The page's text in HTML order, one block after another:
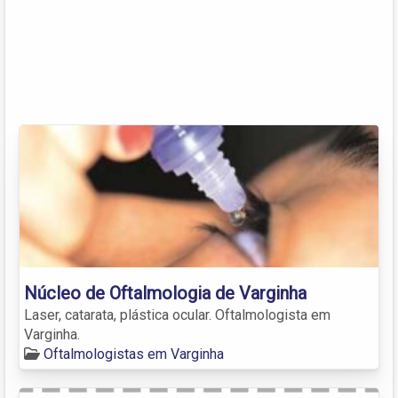
Núcleo de Oftalmologia de Varginha
Laser, catarata, plástica ocular. Oftalmologista em
Varginha.
Oftalmologistas em Varginha